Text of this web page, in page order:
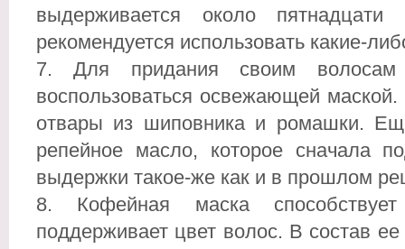
выдерживается около
рекомендуется использовать какие-
Для придания своим
воспользоваться освежающей
отвары из шиповника и ромашки.
репейное масло, которое сначала
выдержки такое-же как и в прошлом
Кофейная маска
поддерживает цвет волос. В состав